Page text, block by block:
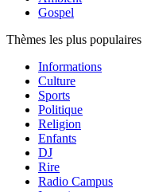
Gospel
Thèmes les plus populaires
Informations
Culture
Sports
Politique
Religion
Enfants
DJ
Rire
Radio Campus